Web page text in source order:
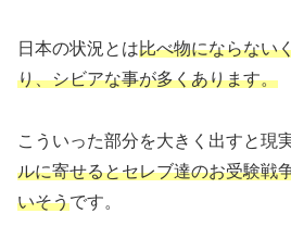
日本の状況とは比べ物にならない
り、シビアな事が多くあります。
こういった部分を大きく出すと現
ルに寄せるとセレブ達のお受験戦
いそうです。